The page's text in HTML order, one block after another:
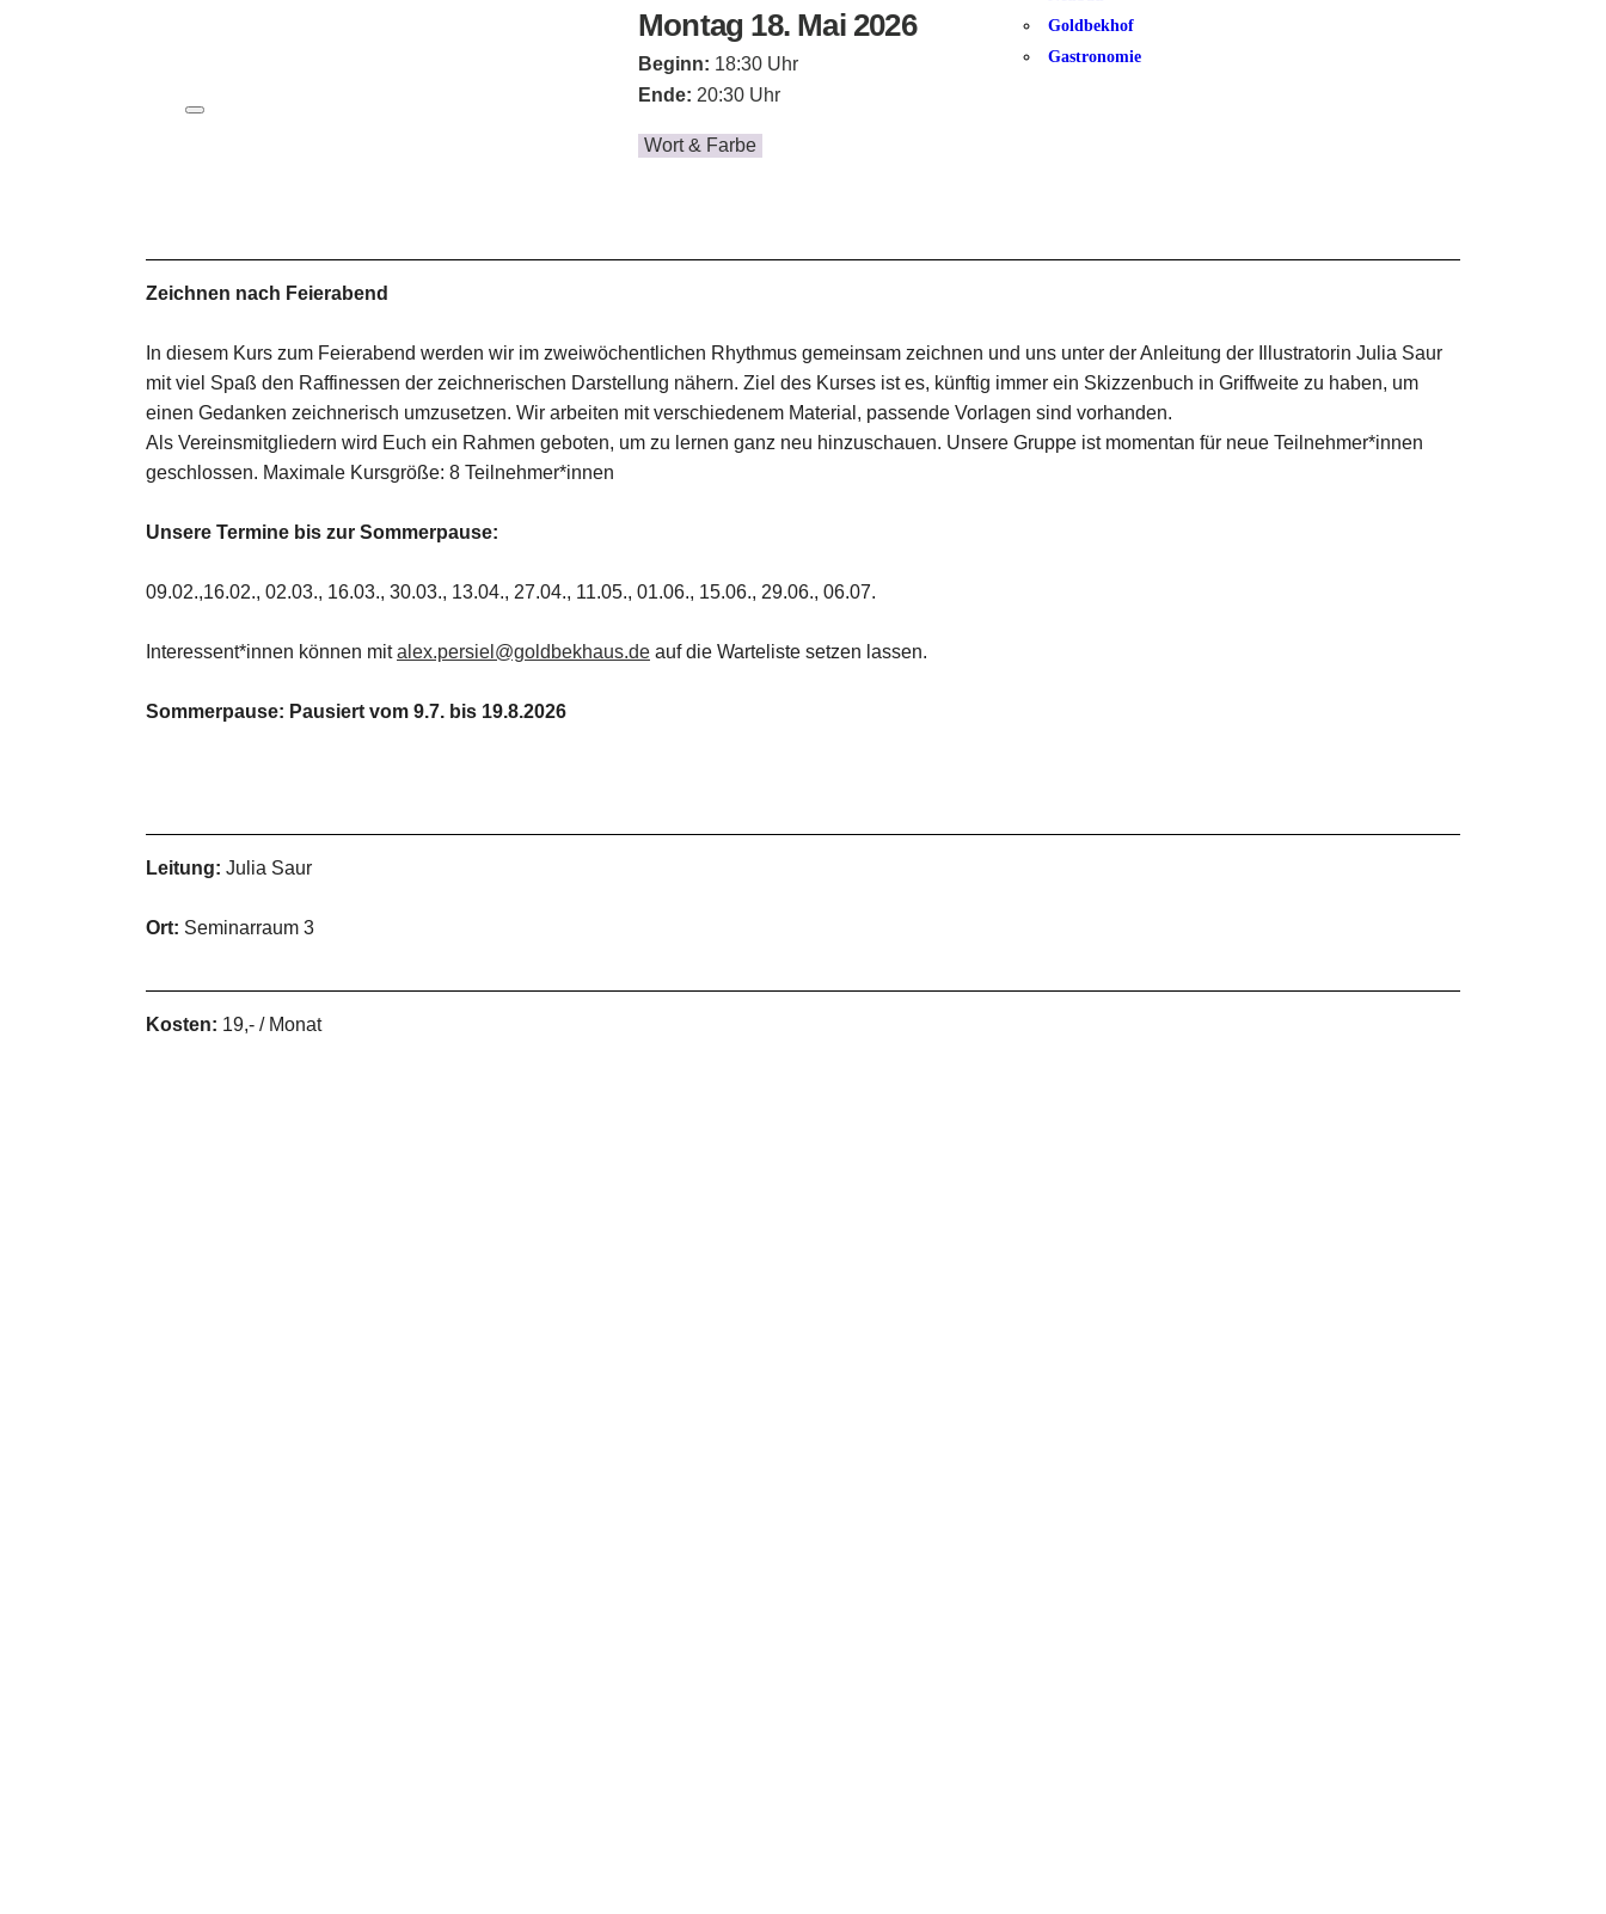
Goldbekhof
Gastronomie
Montag 18. Mai 2026
Beginn: 18:30 Uhr
Ende: 20:30 Uhr
Wort & Farbe
Zeichnen nach Feierabend
In diesem Kurs zum Feierabend werden wir im zweiwöchentlichen Rhythmus gemeinsam zeichnen und uns unter der Anleitung der Illustratorin Julia Saur
mit viel Spaß den Raffinessen der zeichnerischen Darstellung nähern. Ziel des Kurses ist es, künftig immer ein Skizzenbuch in Griffweite zu haben, um
einen Gedanken zeichnerisch umzusetzen. Wir arbeiten mit verschiedenem Material, passende Vorlagen sind vorhanden.
Als Vereinsmitgliedern wird Euch ein Rahmen geboten, um zu lernen ganz neu hinzuschauen. Unsere Gruppe ist momentan für neue Teilnehmer*innen
geschlossen. Maximale Kursgröße: 8 Teilnehmer*innen
Unsere Termine bis zur Sommerpause:
09.02.,16.02., 02.03., 16.03., 30.03., 13.04., 27.04., 11.05., 01.06., 15.06., 29.06., 06.07.
Interessent*innen können mitalex.persiel@goldbekhaus.de auf die Warteliste setzen lassen.
Sommerpause: Pausiert vom 9.7. bis 19.8.2026
Leitung: Julia Saur
Ort: Seminarraum 3
Kosten: 19,- / Monat